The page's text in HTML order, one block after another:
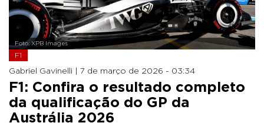
Foto: XPB Images
F1
Gabriel Gavinelli | 7 de março de 2026 - 03:34
F1: Confira o resultado completo
da qualificação do GP da
Austrália 2026